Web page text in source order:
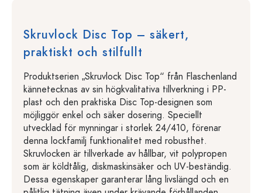
Skruvlock Disc Top – säkert,
praktiskt och stilfullt
Produktserien „Skruvlock Disc Top“ från Flaschenland
kännetecknas av sin högkvalitativa tillverkning i PP-
plast och den praktiska Disc Top-designen som
möjliggör enkel och säker dosering. Speciellt
utvecklad för mynningar i storlek 24/410, förenar
denna lockfamilj funktionalitet med robusthet.
Skruvlocken är tillverkade av hållbar, vit polypropen
som är köldtålig, diskmaskinsäker och UV-beständig.
Dessa egenskaper garanterar lång livslängd och en